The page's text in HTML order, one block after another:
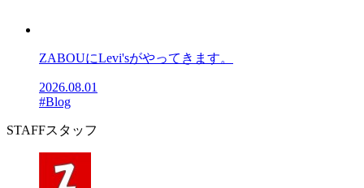
ZABOUにLevi'sがやってきます。
2026.08.01
#Blog
STAFFスタッフ